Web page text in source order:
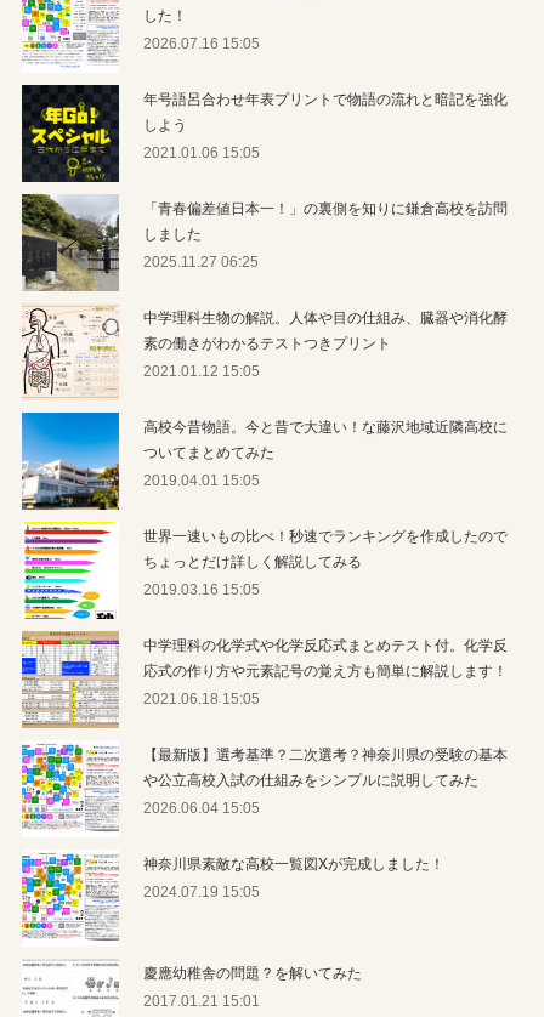
した！
2026.07.16 15:05
年号語呂合わせ年表プリントで物語の流れと暗記を強化
しよう
2021.01.06 15:05
「青春偏差値日本一！」の裏側を知りに鎌倉高校を訪問
しました
2025.11.27 06:25
中学理科生物の解説。人体や目の仕組み、臓器や消化酵
素の働きがわかるテストつきプリント
2021.01.12 15:05
高校今昔物語。今と昔で大違い！な藤沢地域近隣高校に
ついてまとめてみた
2019.04.01 15:05
世界一速いもの比べ！秒速でランキングを作成したので
ちょっとだけ詳しく解説してみる
2019.03.16 15:05
中学理科の化学式や化学反応式まとめテスト付。化学反
応式の作り方や元素記号の覚え方も簡単に解説します！
2021.06.18 15:05
【最新版】選考基準？二次選考？神奈川県の受験の基本
や公立高校入試の仕組みをシンプルに説明してみた
2026.06.04 15:05
神奈川県素敵な高校一覧図Xが完成しました！
2024.07.19 15:05
慶應幼稚舎の問題？を解いてみた
2017.01.21 15:01